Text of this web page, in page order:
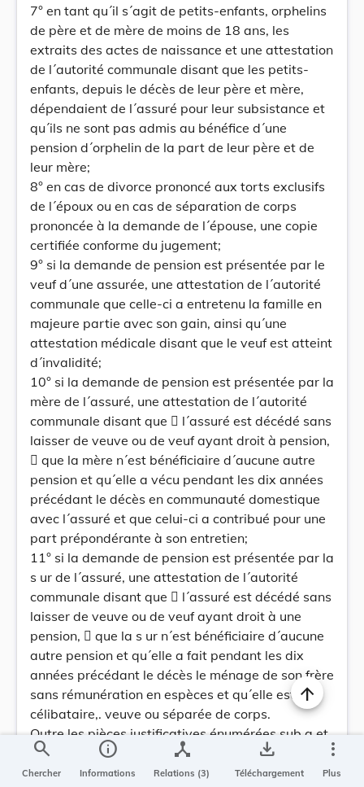
7° en tant qu´il s´agit de petits-enfants, orphelins
de père et de mère de moins de 18 ans, les
extraits des actes de naissance et une attestation
de l´autorité communale disant que les petits-
enfants, depuis le décès de leur père et mère,
dépendaient de l´assuré pour leur subsistance et
qu´ils ne sont pas admis au bénéfice d´une
pension d´orphelin de la part de leur père et de
leur mère;
8° en cas de divorce prononcé aux torts exclusifs
de l´époux ou en cas de séparation de corps
prononcée à la demande de l´épouse, une copie
certifiée conforme du jugement;
9° si la demande de pension est présentée par le
veuf d´une assurée, une attestation de l´autorité
communale que celle-ci a entretenu la famille en
majeure partie avec son gain, ainsi qu´une
attestation médicale disant que le veuf est atteint
d´invalidité;
10° si la demande de pension est présentée par la
mère de l´assuré, une attestation de l´autorité
communale disant que  l´assuré est décédé sans
laisser de veuve ou de veuf ayant droit à pension,
 que la mère n´est bénéficiaire d´aucune autre
pension et qu´elle a vécu pendant les dix années
précédant le décès en communauté domestique
avec l´assuré et que celui-ci a contribué pour une
part prépondérante à son entretien;
11° si la demande de pension est présentée par la
s ur de l´assuré, une attestation de l´autorité
communale disant que  l´assuré est décédé sans
laisser de veuve ou de veuf ayant droit à une
pension,  que la s ur n´est bénéficiaire d´aucune
autre pension et qu´elle a fait pendant les dix
années précédant le décès le ménage de son frère
sans rémunération en espèces et qu´elle est
célibataire,. veuve ou séparée de corps.
Outre les pièces justificatives énumérées sub a et
b, les demandeurs luxembourgeois et ceux qui
leur sont assimilés auront à produire, tant pour la
search
Chercher
info
Informations
device_hub
Relations (3)
save_alt
Téléchargement
more_vert
Plus